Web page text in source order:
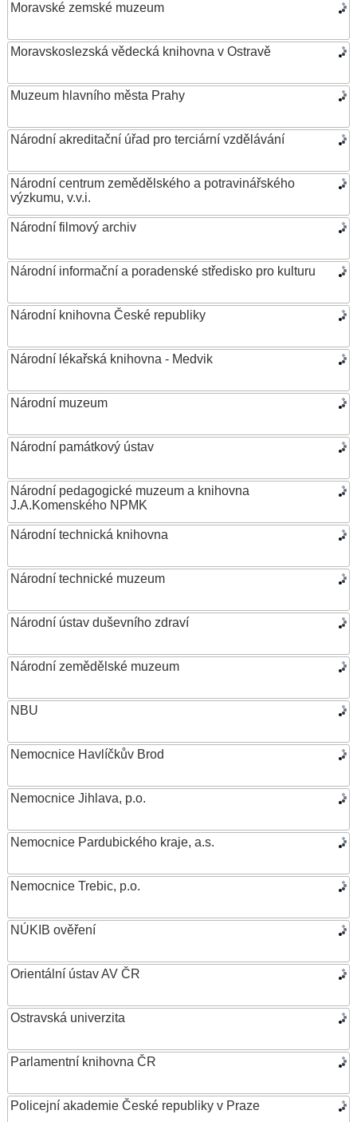
Moravské zemské muzeum
Moravskoslezská vědecká knihovna v Ostravě
Muzeum hlavního města Prahy
Národní akreditační úřad pro terciární vzdělávání
Národní centrum zemědělského a potravinářského
výzkumu, v.v.i.
Národní filmový archiv
Národní informační a poradenské středisko pro kulturu
Národní knihovna České republiky
Národní lékařská knihovna - Medvik
Národní muzeum
Národní památkový ústav
Národní pedagogické muzeum a knihovna
J.A.Komenského NPMK
Národní technická knihovna
Národní technické muzeum
Národní ústav duševního zdraví
Národní zemědělské muzeum
NBU
Nemocnice Havlíčkův Brod
Nemocnice Jihlava, p.o.
Nemocnice Pardubického kraje, a.s.
Nemocnice Trebic, p.o.
NÚKIB ověření
Orientální ústav AV ČR
Ostravská univerzita
Parlamentní knihovna ČR
Policejní akademie České republiky v Praze